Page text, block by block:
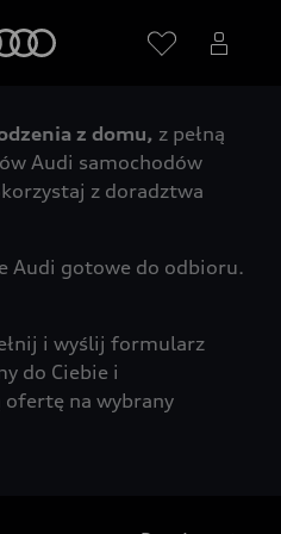
Audi
z domu, z pełną
Audi samochodów
z doradztwa
Audi gotowe do odbioru.
i wyślij formularz
do Ciebie i
na wybrany